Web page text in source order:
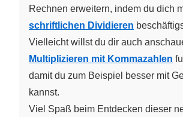
Rechnen erweitern, indem du dich
schriftlichen Dividieren
Vielleicht willst du dir auch
Multiplizieren mit Kommazahlen
damit du zum Beispiel besser mit
kannst.
Viel Spaß beim Entdecken dieser